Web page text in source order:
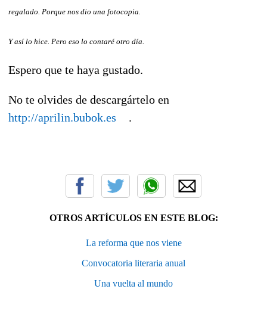
regalado. Porque nos dio una fotocopia.
Y así lo hice. Pero eso lo contaré otro día.
Espero que te haya gustado.
No te olvides de descargártelo en
http://aprilin.bubok.es
.
OTROS ARTÍCULOS EN ESTE BLOG:
La reforma que nos viene
Convocatoria literaria anual
Una vuelta al mundo